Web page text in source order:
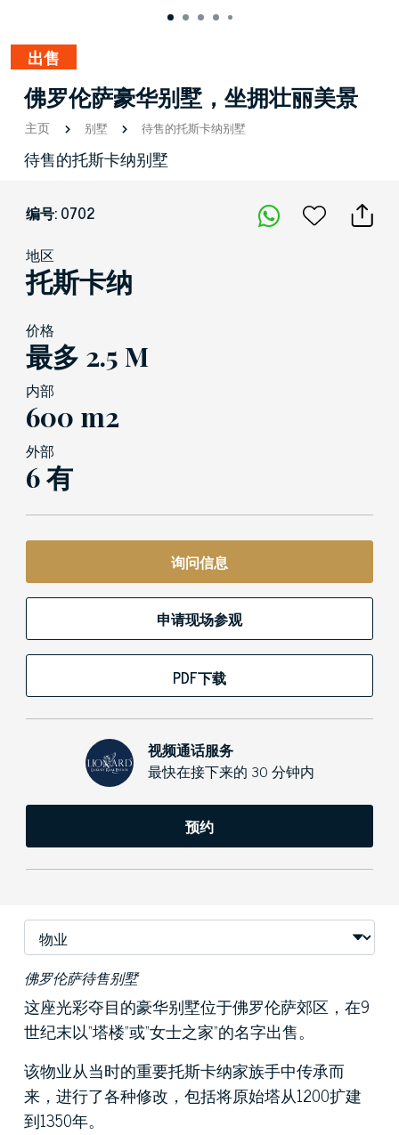
出售
佛罗伦萨豪华别墅，坐拥壮丽美景
主页 别墅 待售的托斯卡纳别墅
待售的托斯卡纳别墅
编号: 0702
地区
托斯卡纳
价格
最多 2.5 M
内部
600 m2
外部
6 有
询问信息
申请现场参观
PDF下载
视频通话服务
最快在接下来的 30 分钟内
预约
佛罗伦萨待售别墅
这座光彩夺目的豪华别墅位于佛罗伦萨郊区，在9
世纪末以“塔楼”或“女士之家”的名字出售。
该物业从当时的重要托斯卡纳家族手中传承而
来，进行了各种修改，包括将原始塔从1200扩建
到1350年。